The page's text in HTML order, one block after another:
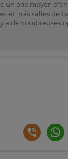
un prix moyen
et trois salles de
a de nombreuses